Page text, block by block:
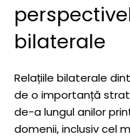
bilaterale
Relațiile bilaterale
de o importanță
de-a lungul anilor
domenii, inclusiv cel